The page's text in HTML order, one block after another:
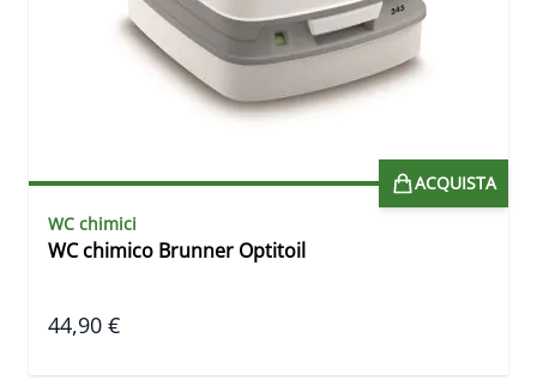
ACQUISTA
WC chimici
WC chimico Brunner Optitoil
44,90 €